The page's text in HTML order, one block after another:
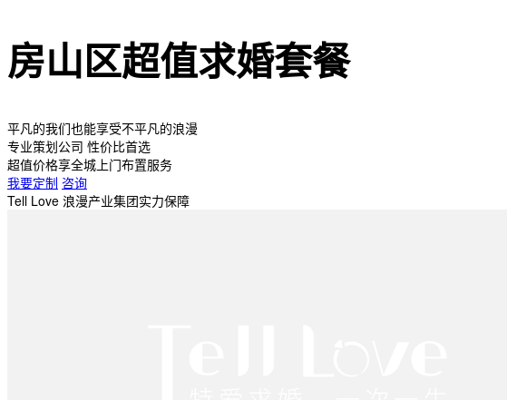
房山区超值求婚套餐
平凡的我们也能享受不平凡的浪漫
专业策划公司 性价比首选
超值价格享全城上门布置服务
我要定制 咨询
Tell Love 浪漫产业集团实力保障